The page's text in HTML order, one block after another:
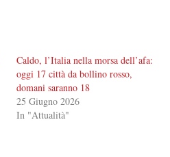
Caldo, l’Italia nella morsa dell’afa:
oggi 17 città da bollino rosso,
domani saranno 18
25 Giugno 2026
In "Attualità"